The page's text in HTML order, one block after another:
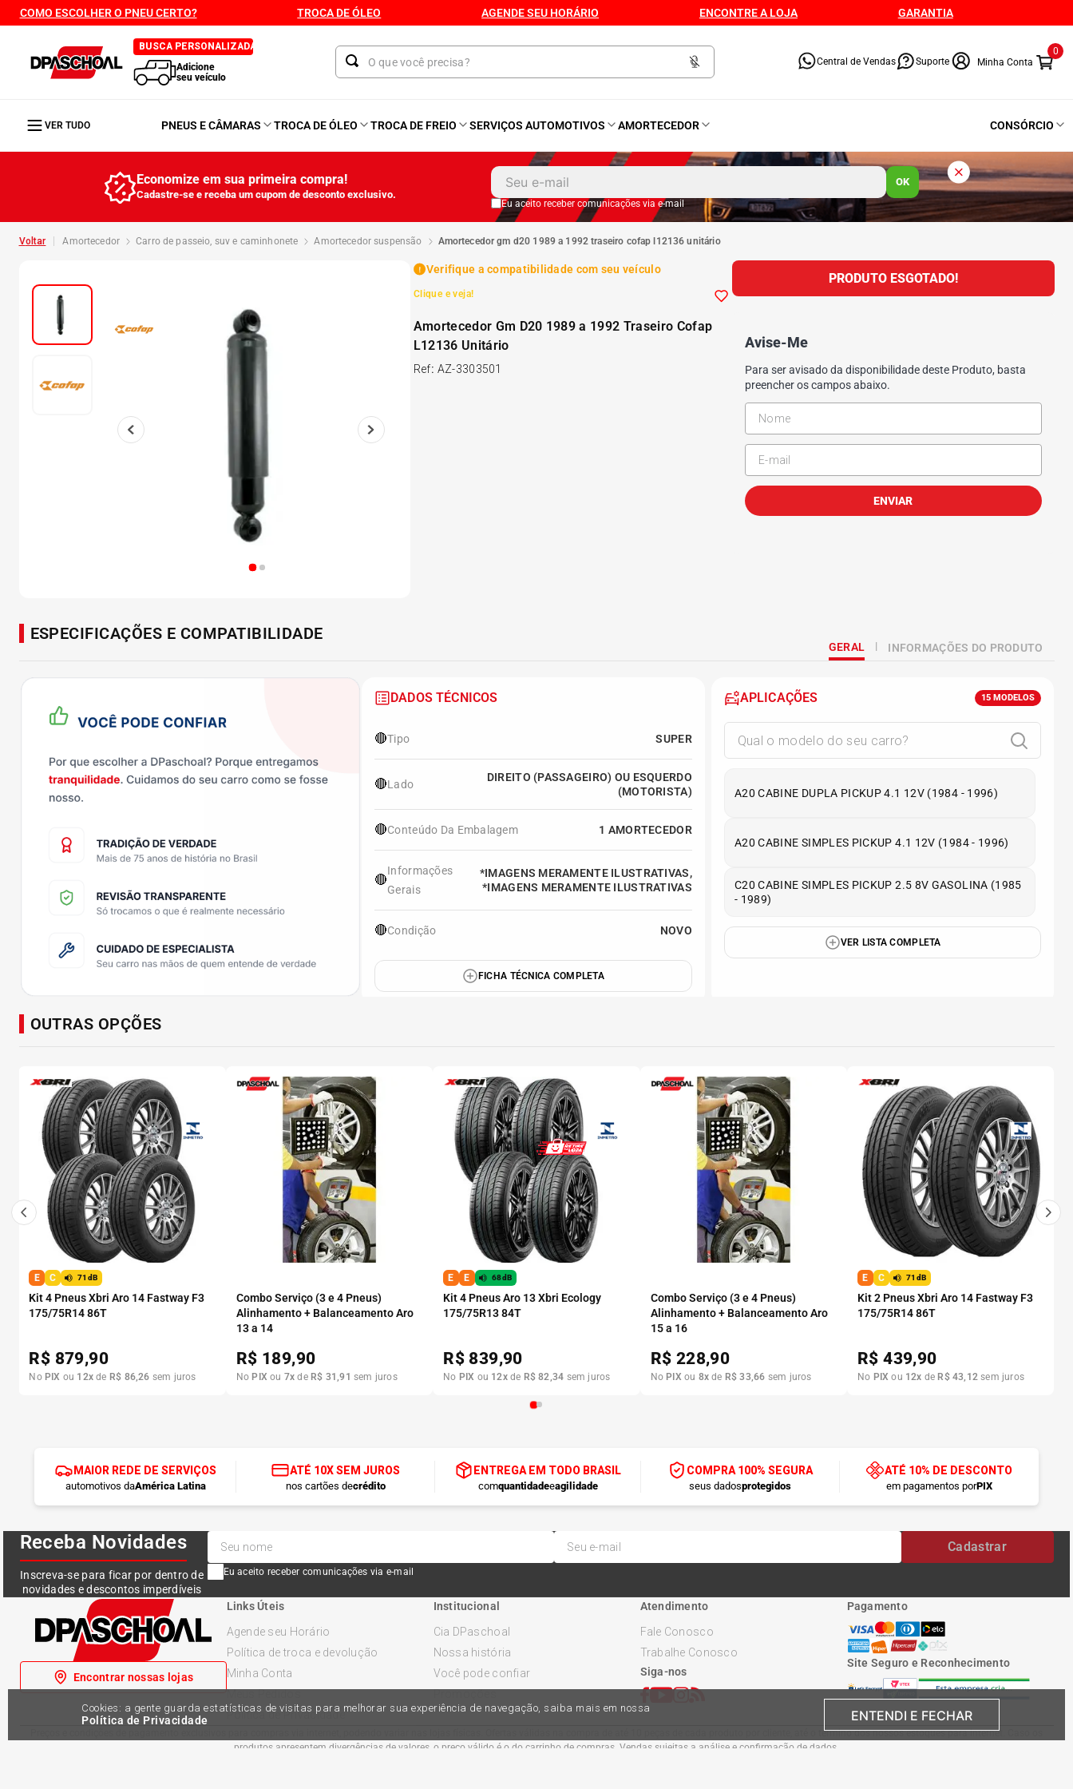
COMO ESCOLHER O PNEU CERTO? TROCA DE ÓLEO AGENDE SEU HORÁRIO ENCONTRE A LOJA GARANTIA
BUSCA PERSONALIZADA
Adicione
seu veículo
Central de Vendas Suporte
0
VER TUDO PNEUS E CÂMARAS TROCA DE ÓLEO TROCA DE FREIO SERVIÇOS AUTOMOTIVOS AMORTECEDOR CONSÓRCIO
Cookies: a gente guarda estatísticas de visitas para melhorar sua experiência de navegação, saiba mais em nossa
Política de Privacidade ENTENDI E FECHAR
Economize em sua primeira compra!
Cadastre-se e receba um cupom de desconto exclusivo.
OK
Eu aceito receber comunicações via e-mail
amortecedor carro de passeio, suv e caminhonete amortecedor suspensão amortecedor gm d20 1989 a 1992 traseiro cofap l12136 unitário
Verifique a compatibilidade com seu veículo
Clique e veja!
Amortecedor Gm D20 1989 a 1992 Traseiro Cofap
L12136 Unitário
Ref: AZ-3303501
PRODUTO ESGOTADO!
Avise-Me
Para ser avisado da disponibilidade deste Produto, basta
preencher os campos abaixo.
ENVIAR
ESPECIFICAÇÕES E COMPATIBILIDADE
GERAL INFORMAÇÕES DO PRODUTO
DADOS TÉCNICOS
🔴Tipo SUPER
🔴Lado
DIREITO (PASSAGEIRO) OU ESQUERDO
(MOTORISTA)
🔴Conteúdo Da Embalagem 1 AMORTECEDOR
🔴
Informações
Gerais
*IMAGENS MERAMENTE ILUSTRATIVAS,
*IMAGENS MERAMENTE ILUSTRATIVAS
🔴Condição NOVO
FICHA TÉCNICA COMPLETA
APLICAÇÕES 15 MODELOS
A20 CABINE DUPLA PICKUP 4.1 12V (1984 - 1996)
A20 CABINE SIMPLES PICKUP 4.1 12V (1984 - 1996)
C20 CABINE SIMPLES PICKUP 2.5 8V GASOLINA (1985
- 1989)
VER LISTA COMPLETA
OUTRAS OPÇÕES
E C 71dB
Kit 4 Pneus Xbri Aro 14 Fastway F3
175/75R14 86T
R$ 879,90
No PIX ou 12x de R$ 86,26 sem juros
Combo Serviço (3 e 4 Pneus)
Alinhamento + Balanceamento Aro
13 a 14
R$ 189,90
No PIX ou 7x de R$ 31 ,91 sem juros
E E 68dB
Kit 4 Pneus Aro 13 Xbri Ecology
175/75R13 84T
R$ 839,90
No PIX ou 12xde R$ 82,34 sem juros
Combo Serviço (3 e 4 Pneus)
Alinhamento + Balanceamento Aro
15 a 16
R$ 228,90
No PIX ou 8x de R$ 33,66 sem juros
E C 71dB
Kit 2 Pneus Xbri Aro 14 Fastway F3
175/75R14 86T
R$439,90
No PIX ou 12x de R$ 43, 12 sem juros
MAIOR REDE DE SERVIÇOS
automotivos daAmérica Latina
ATÉ 10X SEM JUROS
nos cartões decrédito
ENTREGA EM TODO BRASIL
comquantidadeeagilidade
COMPRA 100% SEGURA
seus dadosprotegidos
ATÉ 10% DE DESCONTO
em pagamentos porPIX
Receba Novidades
Inscreva-se para ficar por dentro de
novidades e descontos imperdíveis
Cadastrar
Eu aceito receber comunicações via e-mail
Encontrar nossas lojas
Links Úteis
Agende seu Horário
Política de troca e devolução
Minha Conta
Política de Privacidade
Institucional
Cia DPaschoal
Nossa história
Você pode confiar
Atendimento
Fale Conosco
Trabalhe Conosco
Siga-nos
Pagamento
Site Seguro e Reconhecimento
Preços e condições de pagamento exclusivos para compras via internet, podendo variar nas lojas físicas. Ofertas válidas na compra de até 10 peças de cada produto por cliente, até o término dos nossos estoques para internet. Caso os
produtos apresentem divergências de valores, o preço válido é o do carrinho de compras. Vendas sujeitas a análise e confirmação de dados.
1º Kit 4 Pneu
2º Kit Pneu
3º Bproauto
175 65r14
Kit 4 Pneu Xbri Aro 13
7º